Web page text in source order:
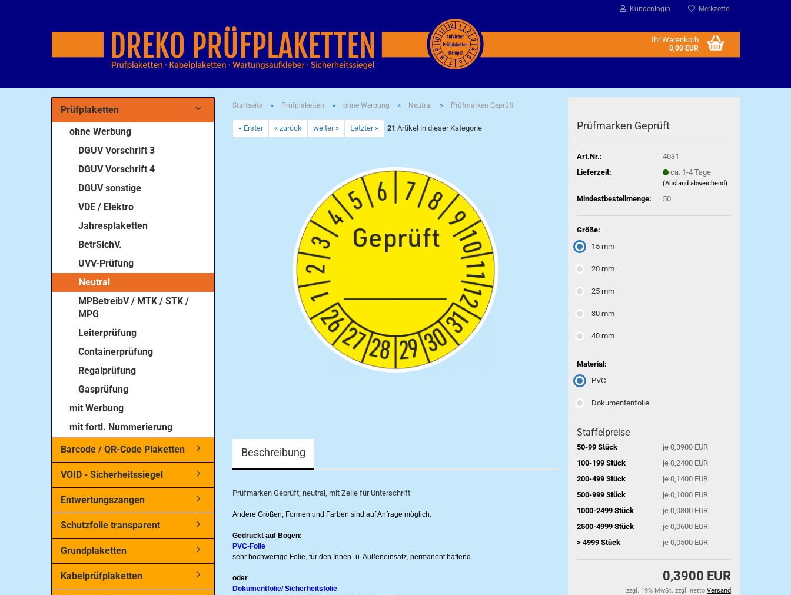
Kundenlogin Merkzettel
Ihr Warenkorb
0,00 EUR
Startseite » Prüfplaketten » ohne Werbung » Neutral » Prüfmarken Geprüft
« Erster « zurück weiter » Letzter » 21 Artikel in dieser Kategorie Prüfmarken Geprüft
Art.Nr.:
4031
Lieferzeit:
ca. 1-4 Tage
(Ausland abweichend)
Mindestbestellmenge: 50
Größe:
15 mm
20 mm
25 mm
30 mm
40 mm
Material:
PVC
Dokumentenfolie
Staffelpreise
50-99 Stück
je 0,3900 EUR
100-199 Stück
je 0,2400 EUR
200-499 Stück
je 0,1400 EUR
500-999 Stück
je 0,1000 EUR
1000-2499 Stück
je 0,0800 EUR
2500-4999 Stück
je 0,0600 EUR
> 4999 Stück
je 0,0500 EUR
0,3900 EUR
zzgl. 19% MwSt. zzgl. netto Versand
Beschreibung
Prüfmarken Geprüft, neutral, mit Zeile für Unterschrift
Andere Größen, Formen und Farben sind auf Anfrage möglich.
Gedruckt auf Bögen:
PVC-Folie
sehr hochwertige Folie, für den Innen- u. Außeneinsatz, permanent haftend.
oder
Dokumentfolie/ Sicherheitsfolie
Prüfplaketten
ohne Werbung
DGUV Vorschrift 3
DGUV Vorschrift 4
DGUV sonstige
VDE / Elektro
Jahresplaketten
BetrSichV.
UVV-Prüfung
Neutral
MPBetreibV / MTK / STK /
MPG
Leiterprüfung
Containerprüfung
Regalprüfung
Gasprüfung
mit Werbung
mit fortl. Nummerierung
Barcode / QR-Code Plaketten
VOID - Sicherheitssiegel
Entwertungszangen
Schutzfolie transparent
Grundplaketten
Kabelprüfplaketten